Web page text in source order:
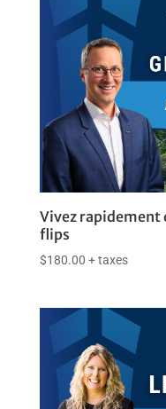
Vivez rapidement
flips
$180.00 + taxes